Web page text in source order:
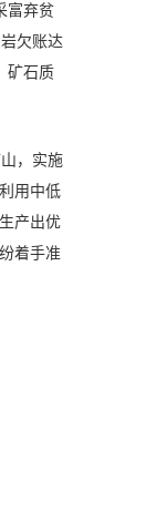
富弃贫
欠账达
矿石质
，实施
用中低
产出优
着手准